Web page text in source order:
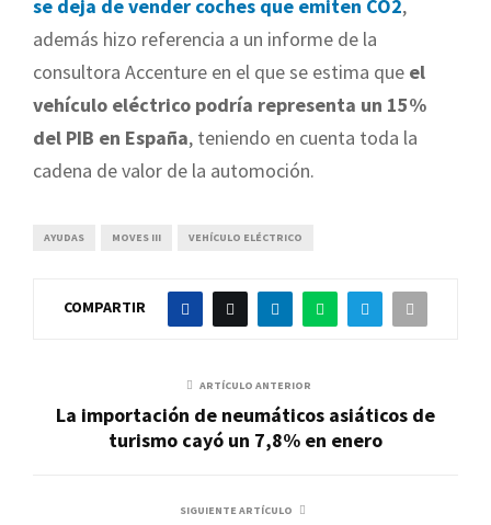
se deja de vender coches que emiten CO2,
además hizo referencia a un informe de la
consultora Accenture en el que se estima que el
vehículo eléctrico podría representa un 15%
del PIB en España, teniendo en cuenta toda la
cadena de valor de la automoción.
AYUDAS MOVES III VEHÍCULO ELÉCTRICO
COMPARTIR
ARTÍCULO ANTERIOR
La importación de neumáticos asiáticos de
turismo cayó un 7,8% en enero
SIGUIENTE ARTÍCULO